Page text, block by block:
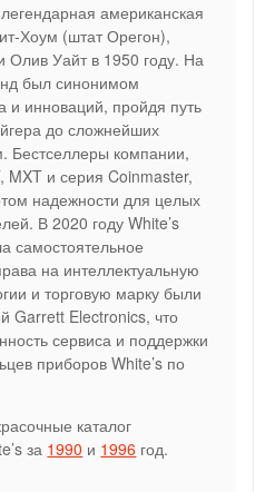
американская
Хоум (штат Орегон),
Олив Уайт в 1950 году. На
был синонимом
и инноваций, пройдя путь
до сложнейших
Бестселлеры компании,
MXT и серия Coinmaster,
надежности для целых
В 2020 году White’s
самостоятельное
на интеллектуальную
и торговую марку были
Garrett Electronics, что
сервиса и поддержки
приборов White’s по
каталог
за 1990 и 1996 год.